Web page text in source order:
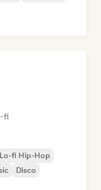
fi
fi Hip-Hop
Disco